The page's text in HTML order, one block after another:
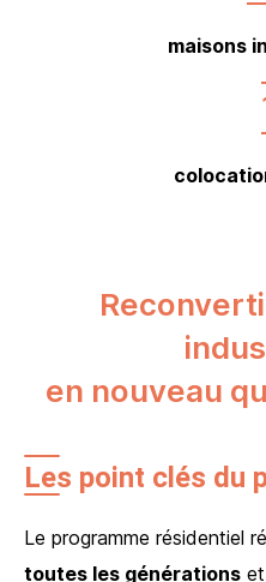
maisons
en nouveau
Les point clés du
Le programme résidentiel
toutes les générations